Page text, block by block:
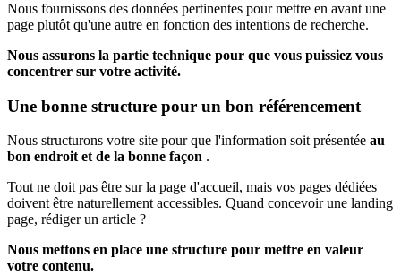
Nous fournissons des données pertinentes pour mettre en avant une
page plutôt qu'une autre en fonction des intentions de recherche.
Nous assurons la partie technique pour que vous puissiez vous
concentrer sur votre activité.
Une bonne structure pour un bon référencement
Nous structurons votre site pour que l'information soit présentée au
bon endroit et de la bonne façon .
Tout ne doit pas être sur la page d'accueil, mais vos pages dédiées
doivent être naturellement accessibles. Quand concevoir une landing
page, rédiger un article ?
Nous mettons en place une structure pour mettre en valeur
votre contenu.